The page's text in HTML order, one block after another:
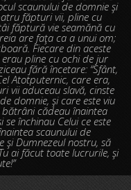
scaunului de domnie şi
făpturi vii, pline cu
făptură vie seamănă cu
are faţa ca a unui om;
Fiecare din aceste
pline cu ochi de jur
fără încetare: “Sfânt,
Atotputernic, care era,
vii aduceau slavă, cinste
domnie, şi care este viu
cădeau înaintea
se închinau Celui ce este
scaunului de
şi Dumnezeul nostru, să
ai făcut toate lucrurile, şi